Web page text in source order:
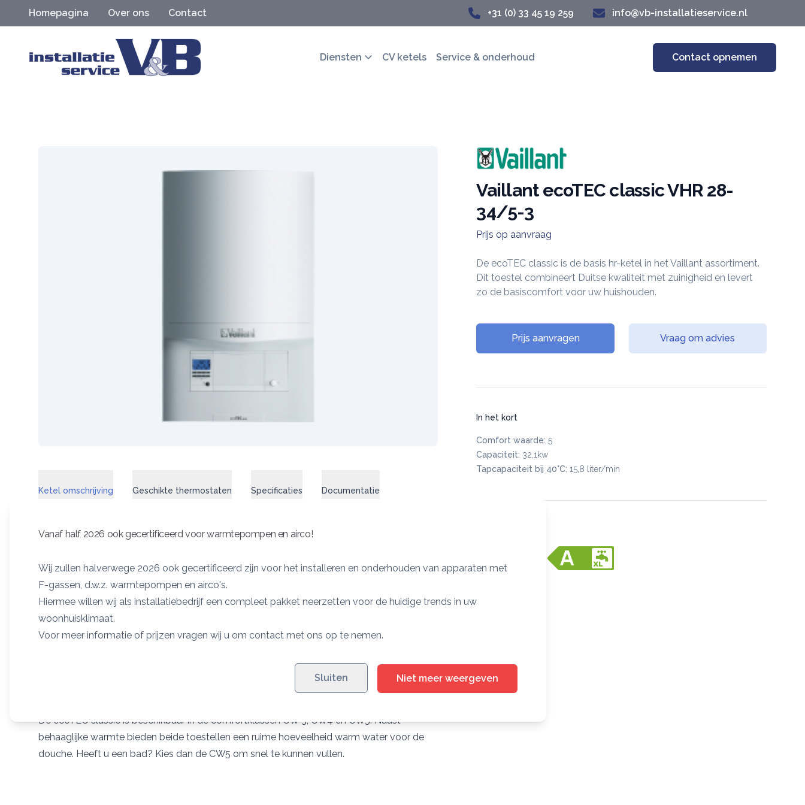
Homepagina Over ons Contact +31 (0) 33 45 19 259 info@vb-installatieservice.nl
Diensten CV ketels Service & onderhoud Contact opnemen
Vanaf half 2026 ook gecertificeerd voor warmtepompen en airco!
Wij zullen halverwege 2026 ook gecertificeerd zijn voor het installeren en onderhouden van apparaten met
F-gassen, d.w.z. warmtepompen en airco's.
Hiermee willen wij als installatiebedrijf een compleet pakket neerzetten voor de huidige trends in uw
woonhuisklimaat.
Voor meer informatie of prijzen vragen wij u om contact met ons op te nemen.
Sluiten Niet meer weergeven
Vaillant ecoTEC classic VHR 28-
34/5-3
Prijs op aanvraag
Merk
De ecoTEC classic is de basis hr-ketel in het Vaillant assortiment.
Dit toestel combineert Duitse kwaliteit met zuinigheid en levert
zo de basiscomfort voor uw huishouden.
Prijs aanvragen Vraag om advies
In het kort
Comfort waarde: 5
Capaciteit: 32,1kw
Tapcapaciteit bij 40°C: 15,8 liter/min
Ketel omschrijving Geschikte thermostaten Specificaties Documentatie
Ketel omschrijving
Bewezen betrouwbaar
De ecoTEC classic is opgebouwd uit hoogwaardige materialen en onderdelen die zich in
de praktijk hebben bewezen. Van de RVS-warmtewisselaar zijn er inmiddels al meer dan 3
miljoen verkocht. Kortom 100% bewezen betrouwbaarheid.
Hoog rendement
Hiermee kunt u tot wel 25% besparen op uw gasverbruik. En dankzij de slimme elektronica
De ecoTEC classic is beschikbaar in de comfortklassen CW 3, CW4 en CW5. Naast
behaaglijke warmte bieden beide toestellen een ruime hoeveelheid warm water voor de
douche. Heeft u een bad? Kies dan de CW5 om snel te kunnen vullen.